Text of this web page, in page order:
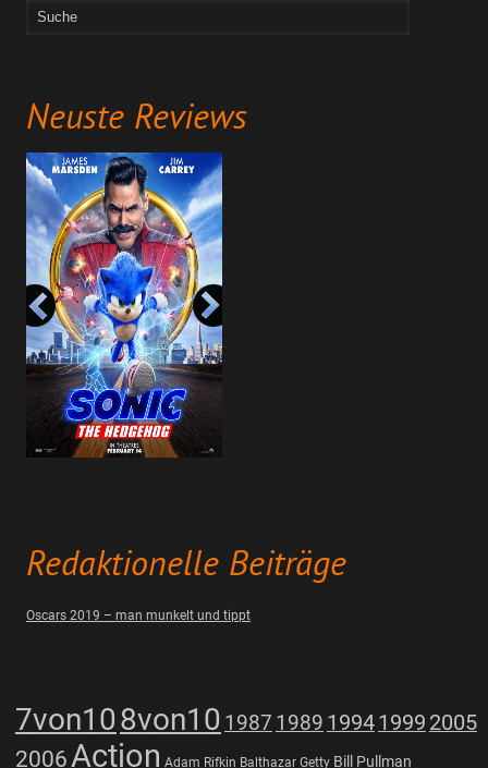
Neuste Reviews
Redaktionelle Beiträge
Oscars 2019 – man munkelt und tippt
7von108von10 1987 1989 19941999 2005
2006Action Adam Rifkin Balthazar Getty Bill Pullman